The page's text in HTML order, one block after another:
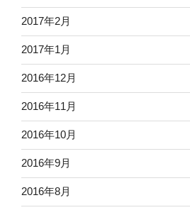
2017年2月
2017年1月
2016年12月
2016年11月
2016年10月
2016年9月
2016年8月